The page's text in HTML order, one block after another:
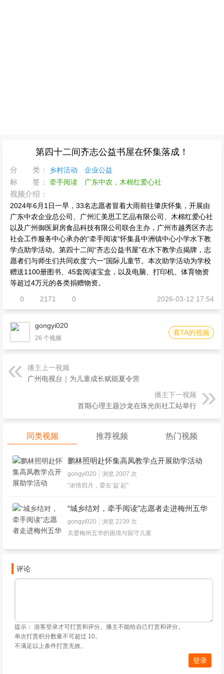
第四十二间齐志公益书屋在怀集落成！
分 类： 乡村活动 企业公益
标 签： 牵手阅读 广东中农，木棉红爱心社
视频介绍：
2024年6月1日一早，33名志愿者冒着大雨前往肇庆怀集，开展由
广东中农企业总公司、广州汇美思工艺品有限公司、木棉红爱心社
以及广州御医厨房食品科技有限公司联合主办，广州市越秀区齐志
社会工作服务中心承办的“牵手阅读”怀集县中洲镇中心小学水下教
学点助学活动。第四十二间“齐志公益书屋”在水下教学点揭牌，志
愿者们与师生们共同欢度“六一”国际儿童节。本次助学活动为学校
赠送1100册图书、45套阅读宝盒，以及电脑、打印机、体育物资
等超过4万元的各类捐赠物资。
0
2171 0 2026-03-12 17:54
gongyi020
26 个视频
看TA的视频
播主上一视频
广州电视台｜为儿童成长赋能夏令营
播主下一视频
首期心理主题沙龙在珠光街社工站举行
同类视频 推荐视频 热门视频
鹏林照明赴怀集高凤教学点开展助学活动
gongyi020
浏览 2007 次
“浓情四月，爱在‘益’起”
“城乡结对，牵手阅读”志愿者走进梅州五华
gongyi020
浏览 2239 次
关爱梅州五华的困境与留守儿童
评论
提示： 游客登录才可打赏和评分。播主不能给自己打赏和评分。
单次打赏积分数量不可超过 10。
不满足以上条件打赏无效。
登录